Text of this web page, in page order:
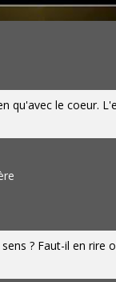
qu'avec le coeur.
? Faut-il en rire